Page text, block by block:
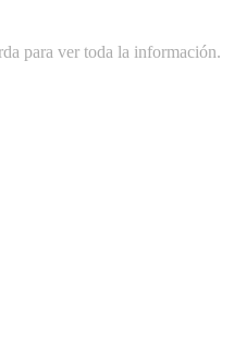
para ver toda la información.